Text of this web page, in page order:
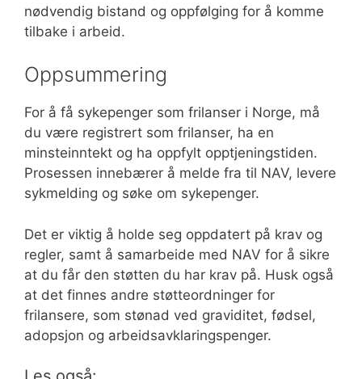
nødvendig bistand og oppfølging for å komme
tilbake i arbeid.
Oppsummering
For å få sykepenger som frilanser i Norge, må
du være registrert som frilanser, ha en
minsteinntekt og ha oppfylt opptjeningstiden.
Prosessen innebærer å melde fra til NAV, levere
sykmelding og søke om sykepenger.
Det er viktig å holde seg oppdatert på krav og
regler, samt å samarbeide med NAV for å sikre
at du får den støtten du har krav på. Husk også
at det finnes andre støtteordninger for
frilansere, som stønad ved graviditet, fødsel,
adopsjon og arbeidsavklaringspenger.